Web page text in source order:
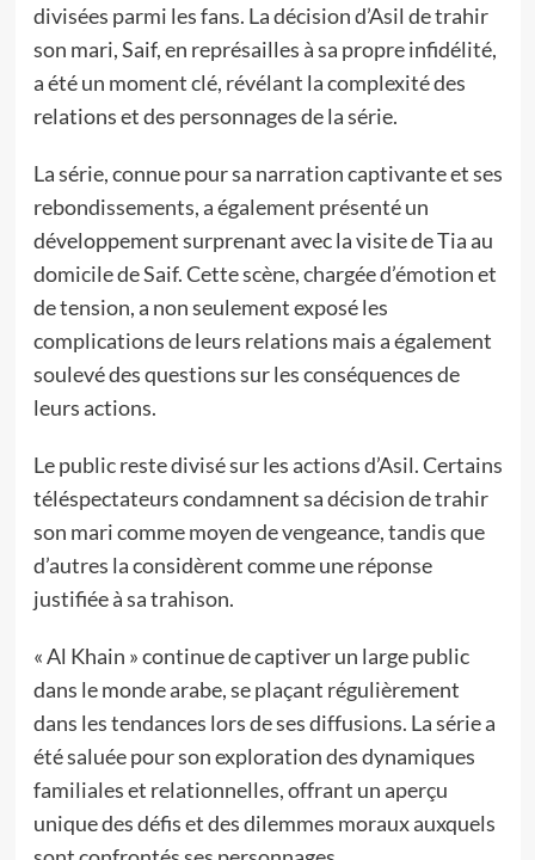
divisées parmi les fans. La décision d’Asil de trahir
son mari, Saif, en représailles à sa propre infidélité,
a été un moment clé, révélant la complexité des
relations et des personnages de la série.
La série, connue pour sa narration captivante et ses
rebondissements, a également présenté un
développement surprenant avec la visite de Tia au
domicile de Saif. Cette scène, chargée d’émotion et
de tension, a non seulement exposé les
complications de leurs relations mais a également
soulevé des questions sur les conséquences de
leurs actions.
Le public reste divisé sur les actions d’Asil. Certains
téléspectateurs condamnent sa décision de trahir
son mari comme moyen de vengeance, tandis que
d’autres la considèrent comme une réponse
justifiée à sa trahison.
« Al Khain » continue de captiver un large public
dans le monde arabe, se plaçant régulièrement
dans les tendances lors de ses diffusions. La série a
été saluée pour son exploration des dynamiques
familiales et relationnelles, offrant un aperçu
unique des défis et des dilemmes moraux auxquels